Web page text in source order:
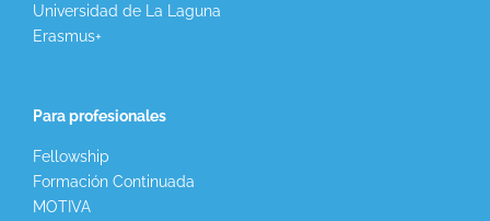
Universidad de La Laguna
Erasmus+
Para profesionales
Fellowship
Formación Continuada
MOTIVA